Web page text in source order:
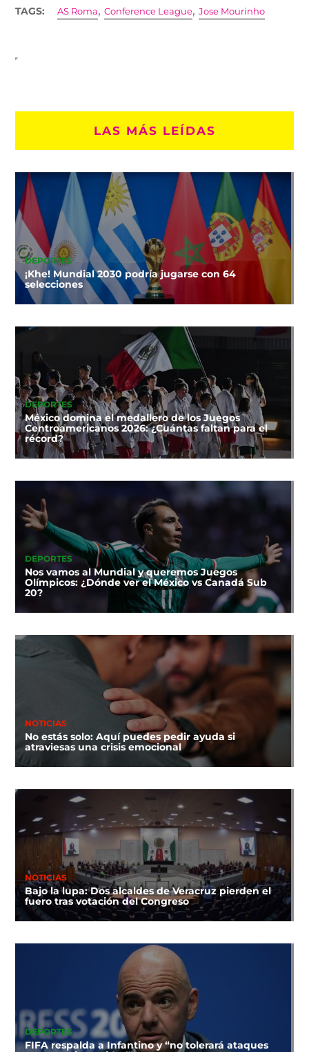
TAGS: AS Roma,Conference League,Jose Mourinho
LAS MÁS LEÍDAS
DEPORTES
¡Khe! Mundial 2030 podría jugarse con 64
selecciones
DEPORTES
México domina el medallero de los Juegos
Centroamericanos 2026: ¿Cuántas faltan para el
récord?
DEPORTES
Nos vamos al Mundial y queremos Juegos
Olímpicos: ¿Dónde ver el México vs Canadá Sub
20?
NOTICIAS
No estás solo: Aquí puedes pedir ayuda si
atraviesas una crisis emocional
NOTICIAS
Bajo la lupa: Dos alcaldes de Veracruz pierden el
fuero tras votación del Congreso
DEPORTES
FIFA respalda a Infantino y “no tolerará ataques